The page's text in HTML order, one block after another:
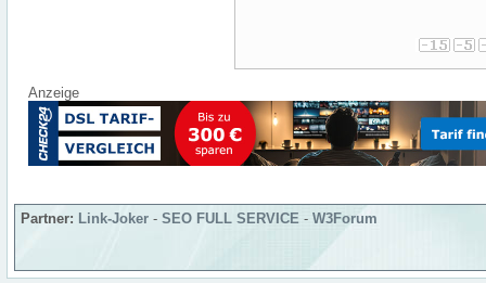
Anzeige
Partner: Link-Joker - SEO FULL SERVICE - W3Forum